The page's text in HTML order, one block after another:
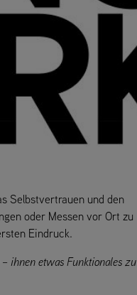
Selbstvertrauen und den
oder Messen vor Ort zu
Eindruck.
ihnen etwas Funktionales zu